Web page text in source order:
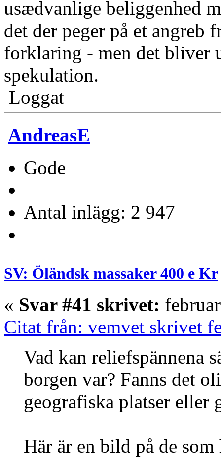
usædvanlige beliggenhed
det der peger på et angreb
forklaring - men det bliver
spekulation.
Loggat
AndreasE
Gode
Antal inlägg: 2 947
SV: Öländsk massaker 400 e Kr
« Svar #41 skrivet:
Citat från: vemvet skrivet
Vad kan reliefspännena
borgen var? Fanns det
geografiska platser eller
Här är en bild på de som